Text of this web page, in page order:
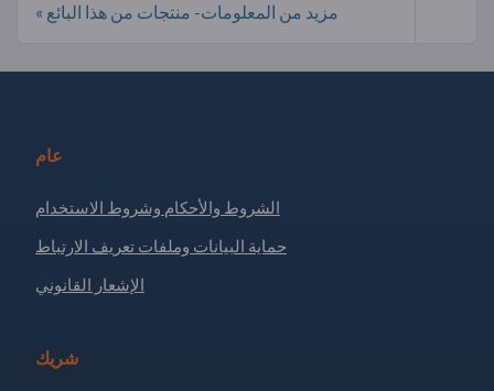
مزيد من المعلومات- منتجات من هذا البائع »
عام
الشروط والأحكام وشروط الاستخدام
حماية البيانات وملفات تعريف الارتباط
الإشعار القانوني
شريك